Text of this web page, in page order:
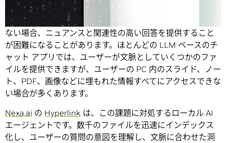
大規模言語モデル ( LLM
) ベースの AI アシスタントは、生産
性向上のための強力なツールですが、適切な文脈と情報が
ない場合、ニュアンスと関連性の高い回答を提供すること
が困難になることがあります。ほとんどの LLM ベースのチ
ャット アプリでは、ユーザーが文脈としていくつかのファ
イルを提供できますが、ユーザーの PC 内のスライド、ノー
ト、PDF、画像などに埋もれた情報すべてにアクセスできな
い場合が多くあります。
Nexa.ai の Hyperlink は、この課題に対処するローカル AI
エージェントです。数千のファイルを迅速にインデックス
化し、ユーザーの質問の意図を理解し、文脈に合わせた洞